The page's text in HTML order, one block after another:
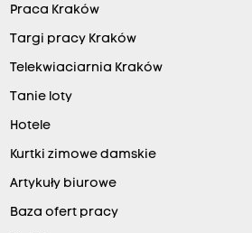
Praca Kraków
Targi pracy Kraków
Telekwiaciarnia Kraków
Tanie loty
Hotele
Kurtki zimowe damskie
Artykuły biurowe
Baza ofert pracy